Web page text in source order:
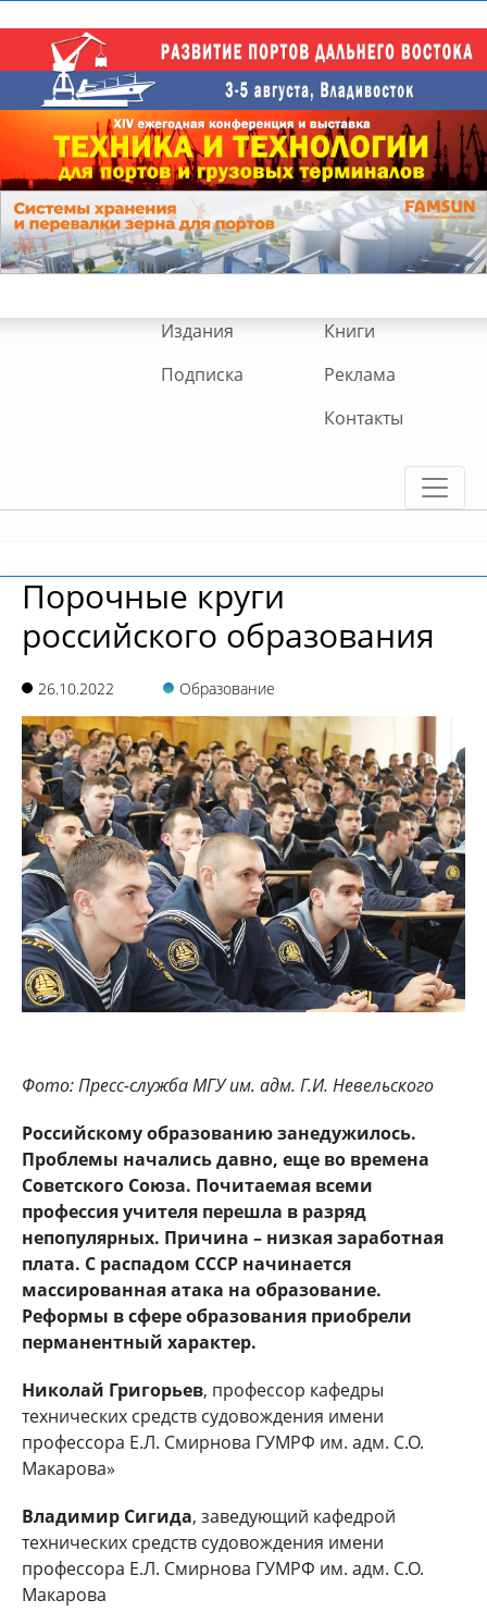
Издания
Книги
Подписка
Реклама
Контакты
Порочные круги
российского образования
26.10.2022 Образование
Фото: Пресс-служба МГУ им. адм. Г.И. Невельского
Российскому образованию занедужилось.
Проблемы начались давно, еще во времена
Советского Союза. Почитаемая всеми
профессия учителя перешла в разряд
непопулярных. Причина – низкая заработная
плата. С распадом СССР начинается
массированная атака на образование.
Реформы в сфере образования приобрели
перманентный характер.
Николай Григорьев, профессор кафедры
технических средств судовождения имени
профессора Е.Л. Смирнова ГУМРФ им. адм. С.О.
Макарова»
Владимир Сигида, заведующий кафедрой
технических средств судовождения имени
профессора Е.Л. Смирнова ГУМРФ им. адм. С.О.
Макарова